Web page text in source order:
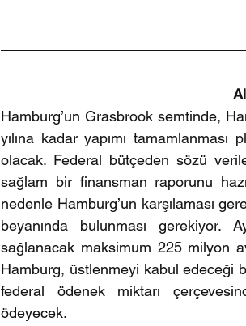
Hamburg’un Grasbrook semtinde,
yılına kadar yapımı
olacak. Federal bütçeden sözü
sağlam bir finansman raporunu
nedenle Hamburg’un karşılaması
beyanında bulunması gerekiyor.
sağlanacak maksimum 225 milyon
Hamburg, üstlenmeyi kabul edeceği
federal ödenek miktarı
ödeyecek.